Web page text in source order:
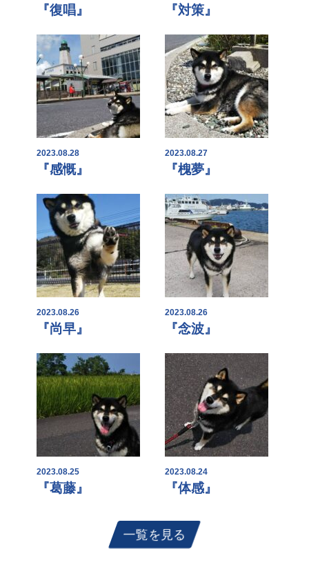
『復唱』 『対策』
2023.08.28
『感慨』
2023.08.27
『槐夢』
2023.08.26
『尚早』
2023.08.26
『念波』
2023.08.25
『葛藤』
2023.08.24
『体感』
一覧を見る